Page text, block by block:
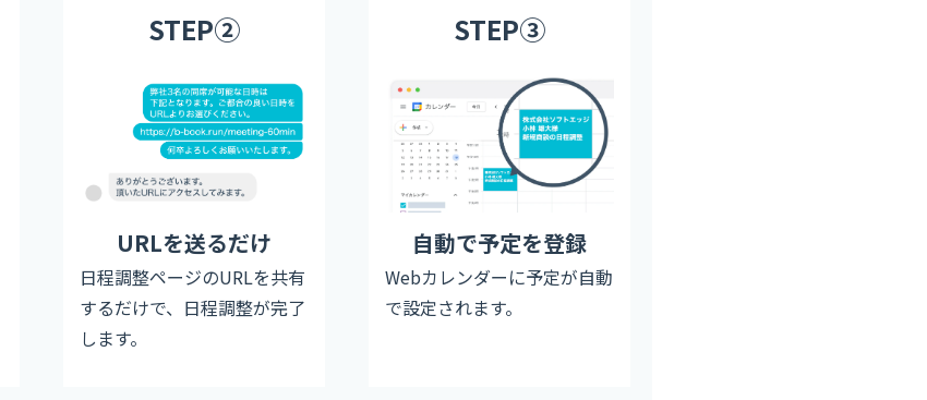
STEP②
URLを送るだけ
日程調整ページのURLを共有
するだけで、日程調整が完了
します。
STEP③
自動で予定を登録
Webカレンダーに予定が自動
で設定されます。